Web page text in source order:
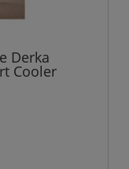
Derka
Cooler